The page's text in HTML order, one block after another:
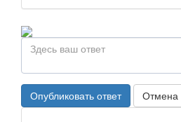
Опубликовать ответ Отмена